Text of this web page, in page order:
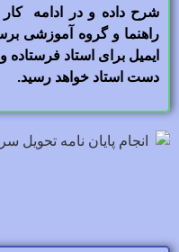
شرح داده و در ادامه کار
راهنما و گروه آموزشی
ایمیل برای استاد فرستاده
دست استاد خواهد رسید.